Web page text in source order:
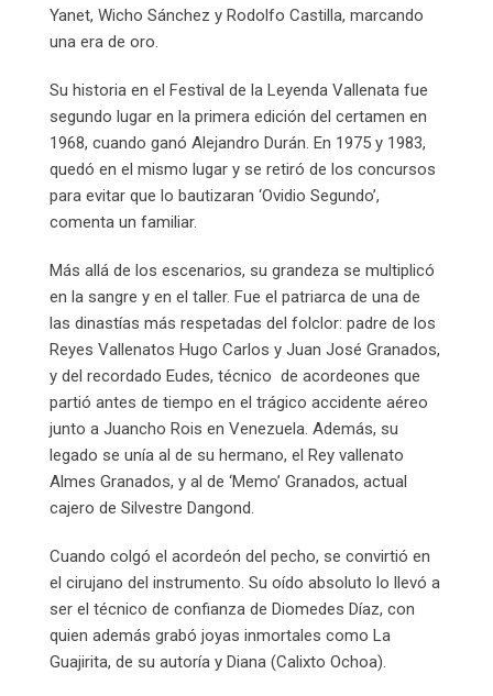
Yanet, Wicho Sánchez y Rodolfo Castilla, marcando
una era de oro.
Su historia en el Festival de la Leyenda Vallenata fue
segundo lugar en la primera edición del certamen en
1968, cuando ganó Alejandro Durán. En 1975 y 1983,
quedó en el mismo lugar y se retiró de los concursos
para evitar que lo bautizaran ‘Ovidio Segundo’,
comenta un familiar.
Más allá de los escenarios, su grandeza se multiplicó
en la sangre y en el taller. Fue el patriarca de una de
las dinastías más respetadas del folclor: padre de los
Reyes Vallenatos Hugo Carlos y Juan José Granados,
y del recordado Eudes, técnico de acordeones que
partió antes de tiempo en el trágico accidente aéreo
junto a Juancho Rois en Venezuela. Además, su
legado se unía al de su hermano, el Rey vallenato
Almes Granados, y al de ‘Memo’ Granados, actual
cajero de Silvestre Dangond.
Cuando colgó el acordeón del pecho, se convirtió en
el cirujano del instrumento. Su oído absoluto lo llevó a
ser el técnico de confianza de Diomedes Díaz, con
quien además grabó joyas inmortales como La
Guajirita, de su autoría y Diana (Calixto Ochoa).